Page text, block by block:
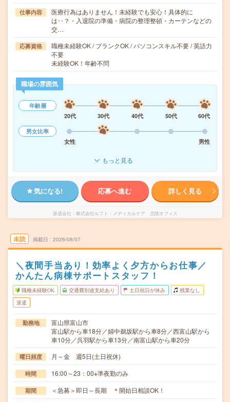
仕事内容
医療行為はありません！未経験でも安心！具体的に
は‥？・入退院の準備・病院の整理整頓・カーテンなどの
交…
応募資格
職種未経験OK / ブランクOK / パソコンスキル不要 / 英語力
不要
未経験OK！年齢不問
職場の雰囲気
年齢層
20代
30代 40代 50代
60代
男女比率
女性
男性
もっと見る
気になる! 応募へ進む 詳しく見る
派遣会社 株式会社ルフト・メディカルケア 北陸オフィス
未読 掲載日 2026/08/07
＼夜間手当あり！効率よく夕方からお仕事／
かんたん病棟サポートスタッフ！
職種未経験OK 交通費別途支給あり 土日祝日が休み 残業なし
派遣
勤務地
富山県富山市
富山駅から車18分／婦中鵜坂駅から車8分／西富山駅から
車10分／呉羽駅から車13分／南富山駅から車20分
曜日頻度 月～金 週5日(土日祝休)
時間 16:00～23：00※準夜勤のみ
期間 ＜急募＞即日～長期 ＊開始日相談OK！